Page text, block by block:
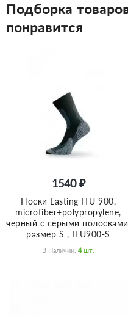
Подборка
понравится
1540 ₽
Носки Lasting ITU 900,
microfiber+polypropylene,
черный с серыми
размер S , ITU900-S
В Наличии: 4 Шт.